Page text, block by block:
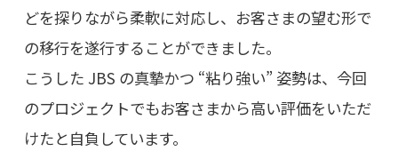
どを探りながら柔軟に対応し、お客さまの望む形で
の移行を遂行することができました。
こうした JBS の真摯かつ “粘り強い” 姿勢は、今回
のプロジェクトでもお客さまから高い評価をいただ
けたと自負しています。